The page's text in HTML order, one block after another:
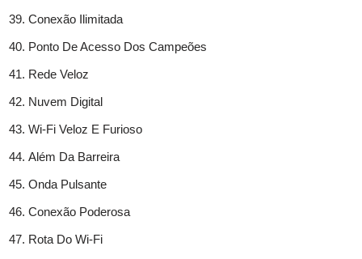
Conexão Ilimitada
Ponto De Acesso Dos Campeões
Rede Veloz
Nuvem Digital
Wi-Fi Veloz E Furioso
Além Da Barreira
Onda Pulsante
Conexão Poderosa
Rota Do Wi-Fi